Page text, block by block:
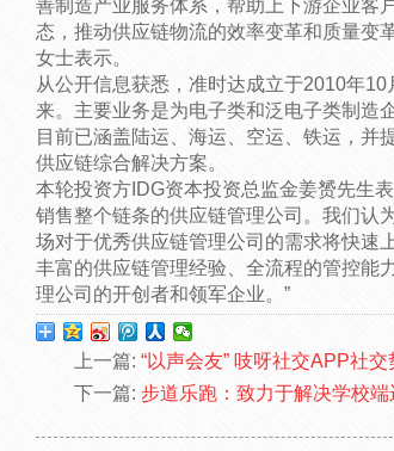
善制造产业服务体系，帮助上下游企业客
态，推动供应链物流的效率变革和质量变
女士表示。
从公开信息获悉，准时达成立于2010年
来。主要业务是为电子类和泛电子类制造
目前已涵盖陆运、海运、空运、铁运，并
供应链综合解决方案。
本轮投资方IDG资本投资总监金姜赟先生
销售整个链条的供应链管理公司。我们认
场对于优秀供应链管理公司的需求将快速
丰富的供应链管理经验、全流程的管控能
理公司的开创者和领军企业。”
上一篇: “以声会友” 吱呀社交APP社
下一篇: 步道乐跑：致力于解决学校